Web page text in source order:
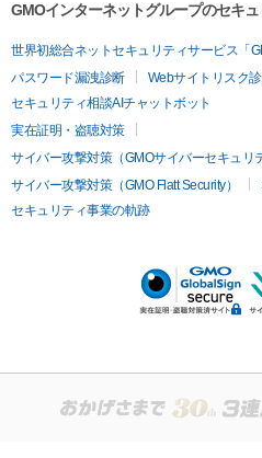
GMOインターネットグループのセキ
世界初総合ネットセキュリティサービス「
パスワード漏洩診断
Webサイトリスク
セキュリティ相談AIチャットボット
実在証明・盗聴対策
サイバー攻撃対策（GMOサイバーセキュリ
サイバー攻撃対策（GMO Flatt Security）
セキュリティ事業の軌跡